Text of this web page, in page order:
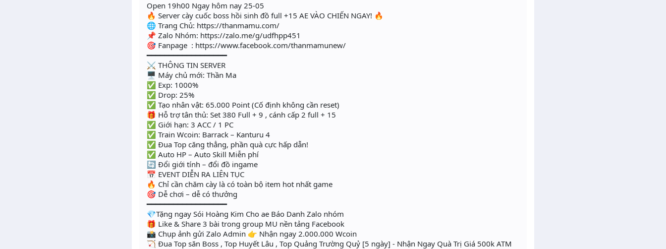
Open 19h00 Ngay hôm nay 25-05
🔥 Server cày cuốc boss hồi sinh đồ full +15 AE VÀO CHIẾN NGAY! 🔥
🌐 Trang Chủ: https://thanmamu.com/
📌 Zalo Nhóm: https://zalo.me/g/udfhpp451
🎯 Fanpage : https://www.facebook.com/thanmamunew/
━━━━━━━━━━━━━━━━━━
⚔️ THÔNG TIN SERVER
🖥 Máy chủ mới: Thần Ma
✅ Exp: 1000%
✅ Drop: 25%
✅ Tạo nhân vật: 65.000 Point (Cố định không cần reset)
🎁 Hỗ trợ tân thủ: Set 380 Full + 9 , cánh cấp 2 full + 15
✅ Giới hạn: 3 ACC / 1 PC
✅ Train Wcoin: Barrack – Kanturu 4
✅ Đua Top căng thẳng, phần quà cực hấp dẫn!
✅ Auto HP – Auto Skill Miễn phí
🔄 Đổi giới tính – đổi đồ ingame
📅 EVENT DIỄN RA LIÊN TỤC
🔥 Chỉ cần chăm cày là có toàn bộ item hot nhất game
🎯 Dễ chơi – dễ có thưởng
━━━━━━━━━━━━━━━━━━
💎Tặng ngay Sói Hoàng Kim Cho ae Báo Danh Zalo nhóm
🎁 Like & Share 3 bài trong group MU nền tảng Facebook
📸 Chụp ảnh gửi Zalo Admin 👉 Nhận ngay 2.000.000 Wcoin
🏹 Đua Top săn Boss , Top Huyết Lâu , Top Quảng Trường Quỷ [5 ngày] - Nhận Ngay Quà Trị Giá 500k ATM